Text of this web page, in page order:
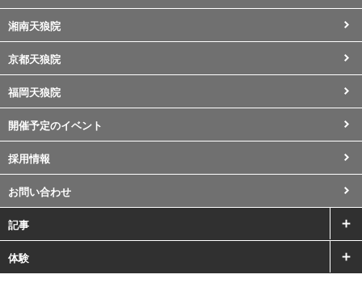
湘南天狼院
京都天狼院
福岡天狼院
開催予定のイベント
採用情報
お問い合わせ
記事
体験